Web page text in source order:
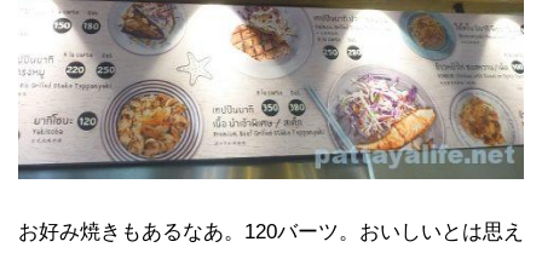
お好み焼きもあるなあ。120バーツ。おいしいとは思え